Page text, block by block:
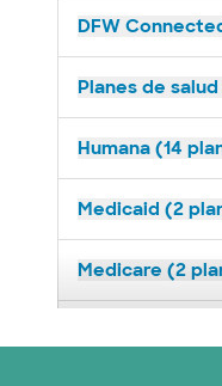
DFW
Planes de
Humana (14
Medicaid (2
Medicare (2